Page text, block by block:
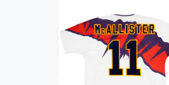
1991-93 Scotland Away
McAllister #11
1827 kr / £209.99